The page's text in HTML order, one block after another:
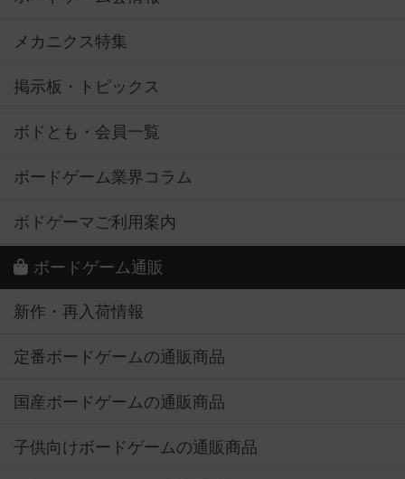
メカニクス特集
掲示板・トピックス
ボドとも・会員一覧
ボードゲーム業界コラム
ボドゲーマご利用案内
ボードゲーム通販
新作・再入荷情報
定番ボードゲームの通販商品
国産ボードゲームの通販商品
子供向けボードゲームの通販商品